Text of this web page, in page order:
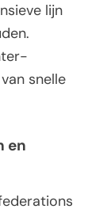
lijn
snelle
en